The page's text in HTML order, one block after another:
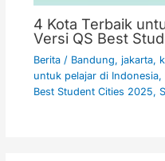
4 Kota Terbaik
Versi QS Best
Berita/ Bandung, jakarta,
untuk pelajar di Indonesia,
Best Student Cities 2025,